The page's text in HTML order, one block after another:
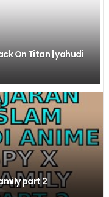
On Titan | yahudi
part 2